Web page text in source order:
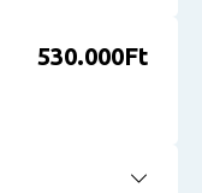
530.000Ft